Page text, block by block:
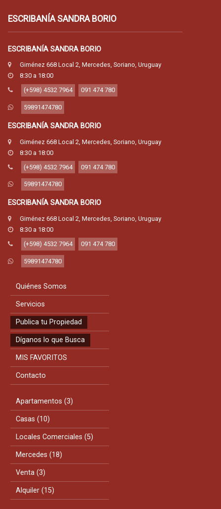
ESCRIBANÍA SANDRA BORIO
ESCRIBANÍA SANDRA BORIO
Giménez 668 Local 2, Mercedes, Soriano, Uruguay
8:30 a 18:00
(+598) 4532 7964
091 474 780
59891474780
ESCRIBANÍA SANDRA BORIO
Giménez 668 Local 2, Mercedes, Soriano, Uruguay
8:30 a 18:00
(+598) 4532 7964
091 474 780
59891474780
ESCRIBANÍA SANDRA BORIO
Giménez 668 Local 2, Mercedes, Soriano, Uruguay
8:30 a 18:00
(+598) 4532 7964
091 474 780
59891474780
Quiénes Somos
Servicios
Publica tu Propiedad
Díganos lo que Busca
MIS FAVORITOS
Contacto
Apartamentos (3)
Casas (10)
Locales Comerciales (5)
Mercedes (18)
Venta (3)
Alquiler (15)